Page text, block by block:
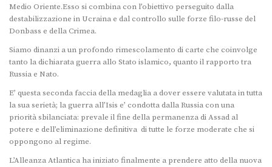
Medio Oriente.Esso si combina con l’obiettivo perseguito dalla
destabilizzazione in Ucraina e dal controllo sulle forze filo-russe del
Donbass e della Crimea.
Siamo dinanzi a un profondo rimescolamento di carte che coinvolge
tanto la dichiarata guerra allo Stato islamico, quanto il rapporto tra
Russia e Nato.
E’ questa seconda faccia della medaglia a dover essere valutata in tutta
la sua serietà; la guerra all’Isis e’ condotta dalla Russia con una
priorità sbilanciata: prevale il fine della permanenza di Assad al
potere e dell’eliminazione definitiva di tutte le forze moderate che si
oppongono al regime.
L’Alleanza Atlantica ha iniziato finalmente a prendere atto della nuova